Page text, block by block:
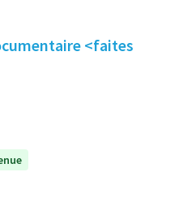
<faites